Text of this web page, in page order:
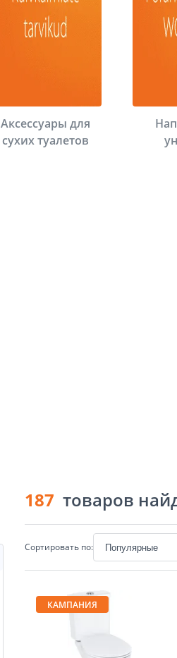
Аксессуары для
сухих туалетов
187 товаров
Сортировать по:
КАМПАНИЯ